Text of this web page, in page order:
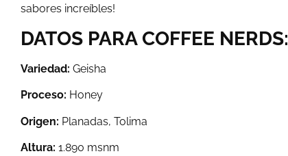
sabores increíbles!
DATOS PARA COFFEE NERDS:
Variedad: Geisha
Proceso: Honey
Origen: Planadas, Tolima
Altura: 1.890 msnm